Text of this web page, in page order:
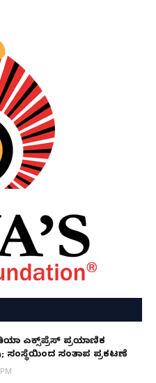
ಎಕ್ಸ್‌ಪ್ರೆಸ್ ಪ್ರಯಾಣಿಕ
ಸಂಸ್ಥೆಯಿಂದ ಸಂತಾಪ ಪ್ರಕಟಣೆ